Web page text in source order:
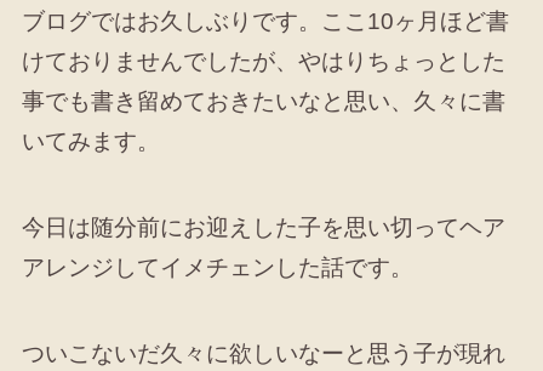
ブログではお久しぶりです。ここ10ヶ月ほど書
けておりませんでしたが、やはりちょっとした
事でも書き留めておきたいなと思い、久々に書
いてみます。
今日は随分前にお迎えした子を思い切ってヘア
アレンジしてイメチェンした話です。
ついこないだ久々に欲しいなーと思う子が現れ